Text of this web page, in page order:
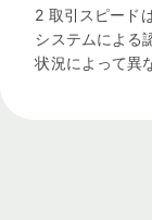
2 取引スピード
システムによる
状況によって異